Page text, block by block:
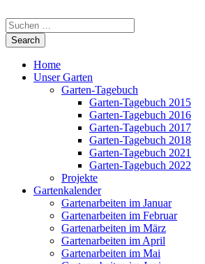
Home
Unser Garten
Garten-Tagebuch
Garten-Tagebuch 2015
Garten-Tagebuch 2016
Garten-Tagebuch 2017
Garten-Tagebuch 2018
Garten-Tagebuch 2021
Garten-Tagebuch 2022
Projekte
Gartenkalender
Gartenarbeiten im Januar
Gartenarbeiten im Februar
Gartenarbeiten im März
Gartenarbeiten im April
Gartenarbeiten im Mai